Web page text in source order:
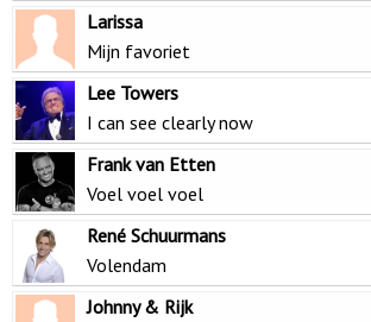
Larissa
Mijn favoriet
Lee Towers
I can see clearly now
Frank van Etten
Voel voel voel
René Schuurmans
Volendam
Johnny & Rijk